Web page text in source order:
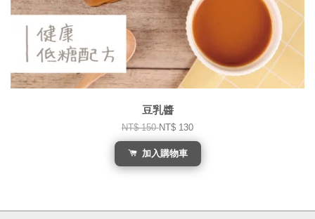
豆乳醬
NT$ 150NT$ 130
加入購物車